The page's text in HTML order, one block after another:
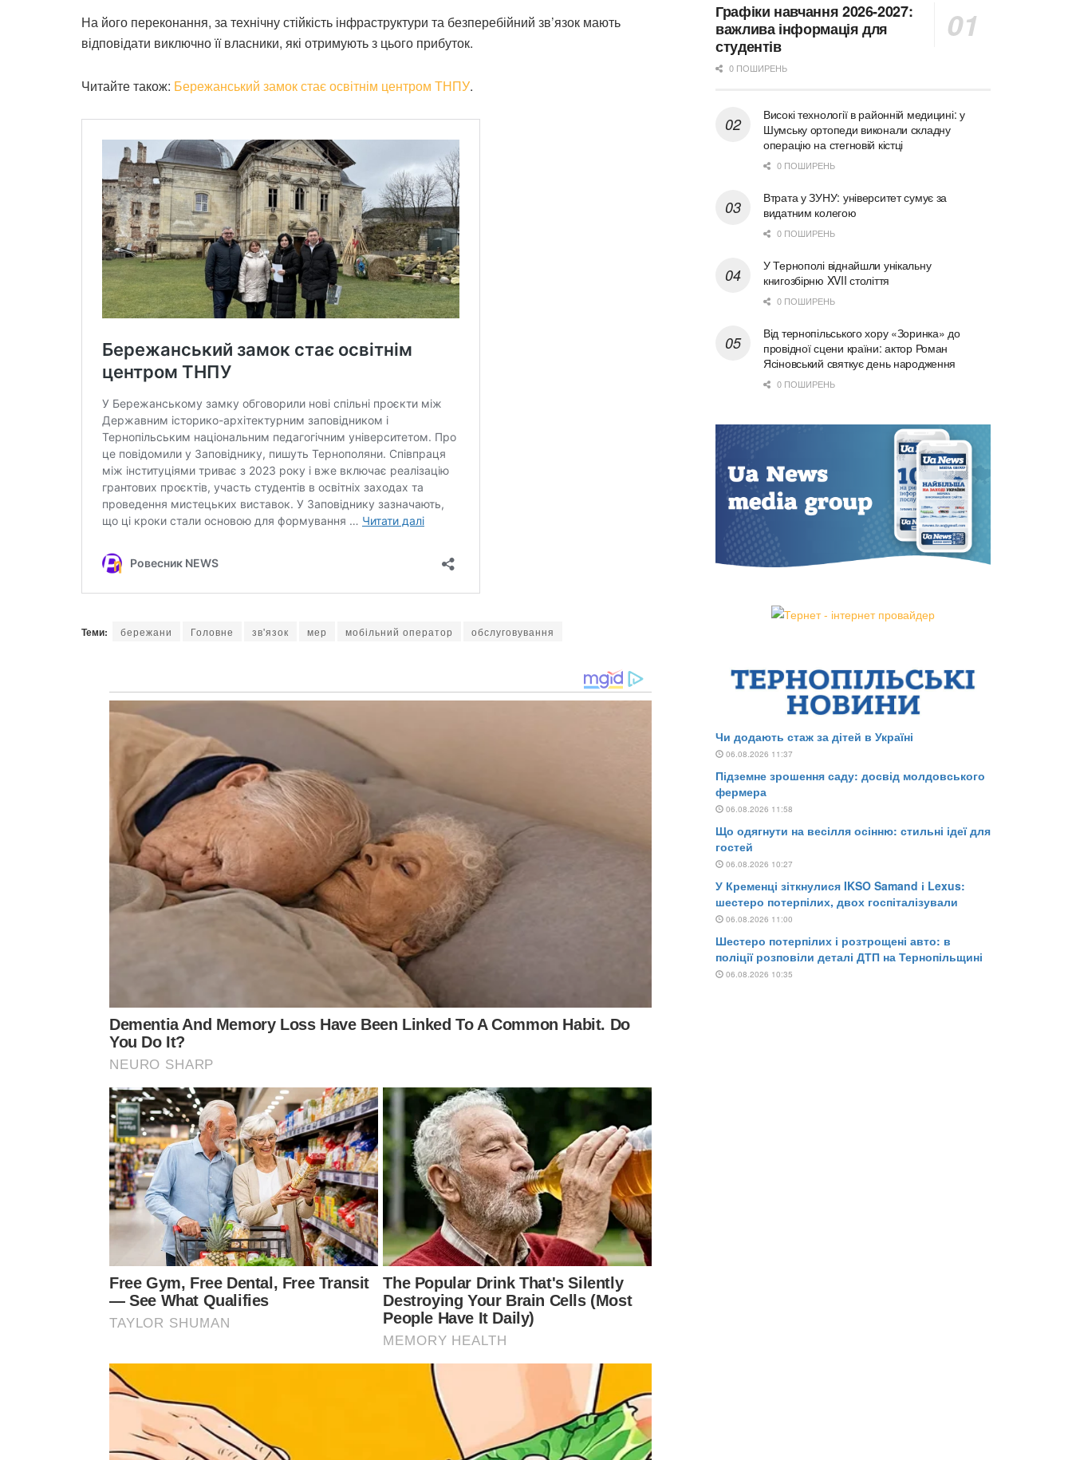
На його переконання, за технічну стійкість інфраструктури та безперебійний зв’язок мають
відповідати виключно її власники, які отримують з цього прибуток.
Читайте також: Бережанський замок стає освітнім центром ТНПУ.
Теми: бережани Головне зв'язок мер мобільний оператор обслуговування
Графіки навчання 2026-2027:
важлива інформація для
студентів
0 ПОШИРЕНЬ
Високі технології в районній медицині: у
Шумську ортопеди виконали складну
операцію на стегновій кістці
0 ПОШИРЕНЬ
Втрата у ЗУНУ: університет сумує за
видатним колегою
0 ПОШИРЕНЬ
У Тернополі віднайшли унікальну
книгозбірню XVII століття
0 ПОШИРЕНЬ
Від тернопільського хору «Зоринка» до
провідної сцени країни: актор Роман
Ясіновський святкує день народження
0 ПОШИРЕНЬ